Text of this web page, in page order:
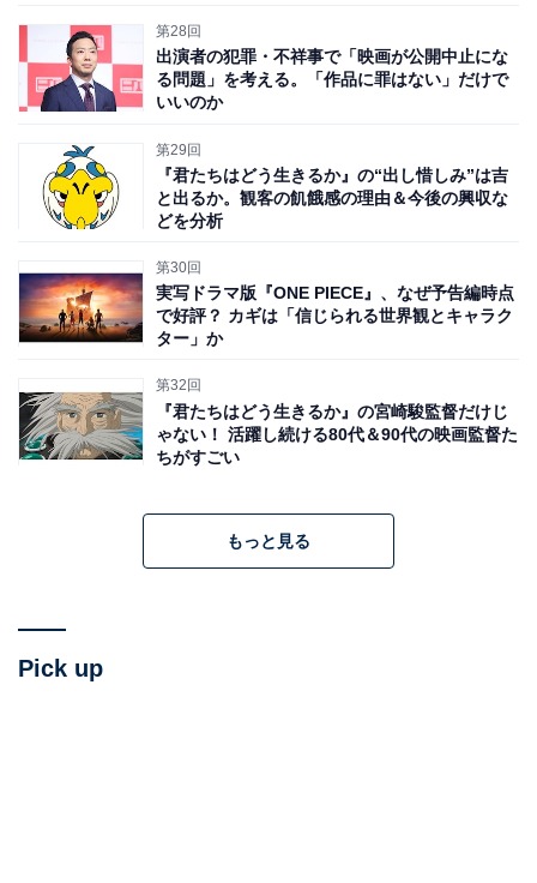
第28回
出演者の犯罪・不祥事で「映画が公開中止にな
る問題」を考える。「作品に罪はない」だけで
いいのか
第29回
『君たちはどう生きるか』の“出し惜しみ”は吉
と出るか。観客の飢餓感の理由＆今後の興収な
どを分析
第30回
実写ドラマ版『ONE PIECE』、なぜ予告編時点
で好評？ カギは「信じられる世界観とキャラク
ター」か
第32回
『君たちはどう生きるか』の宮崎駿監督だけじ
ゃない！ 活躍し続ける80代＆90代の映画監督た
ちがすごい
もっと見る
Pick up